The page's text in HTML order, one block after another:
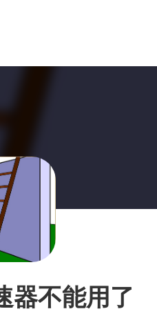
器不能用了